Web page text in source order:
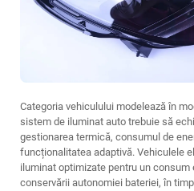
Categoria vehiculului modelează în
sistem de iluminat auto trebuie să
gestionarea termică, consumul de
funcționalitatea adaptivă. Vehiculele
iluminat optimizate pentru un
conservării autonomiei bateriei, în